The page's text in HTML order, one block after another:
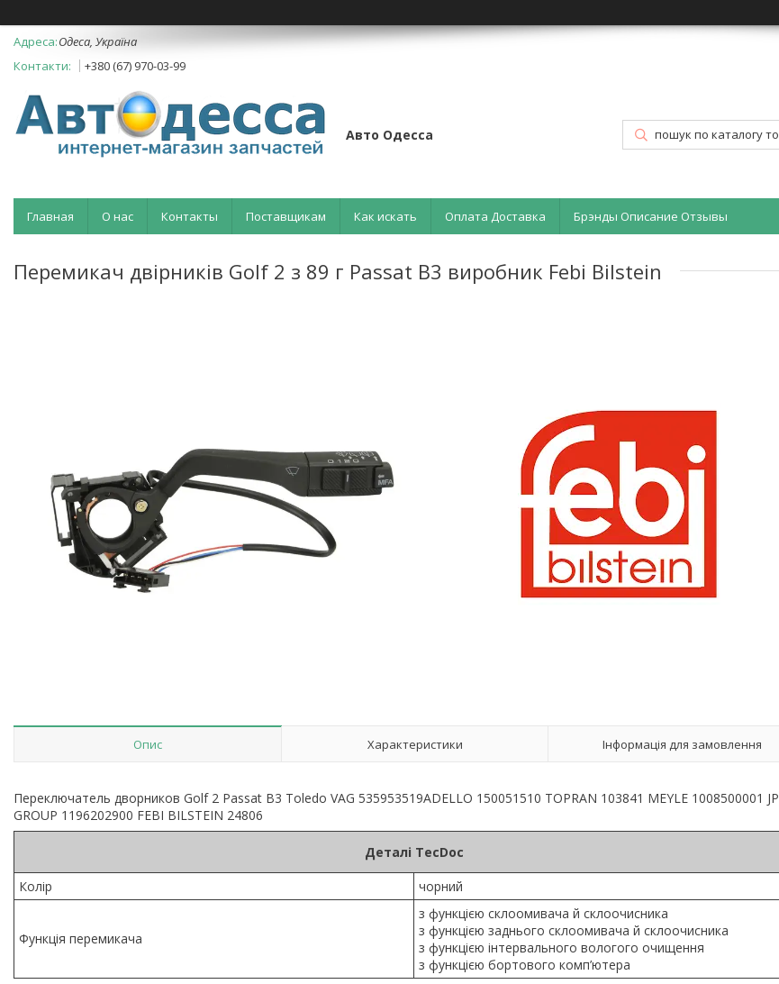
Одеса, Україна
+380 (67) 970-03-99
Авто Одесса
Главная О нас Контакты Поставщикам Как искать Оплата Доставка Брэнды Описание Отзывы
Перемикач двірників Golf 2 з 89 г Passat B3 виробник Febi Bilstein
Опис Характеристики Інформація для замовлення
Переключатель дворников Golf 2 Passat B3 Toledo VAG 535953519ADELLO 150051510 TOPRAN 103841 MEYLE 1008500001 JP
GROUP 1196202900 FEBI BILSTEIN 24806
Деталі TecDoc
Колір
чорний
Функція перемикача
з функцією склоомивача й склоочисника
з функцією заднього склоомивача й склоочисника
з функцією інтервального вологого очищення
з функцією бортового комп’ютера